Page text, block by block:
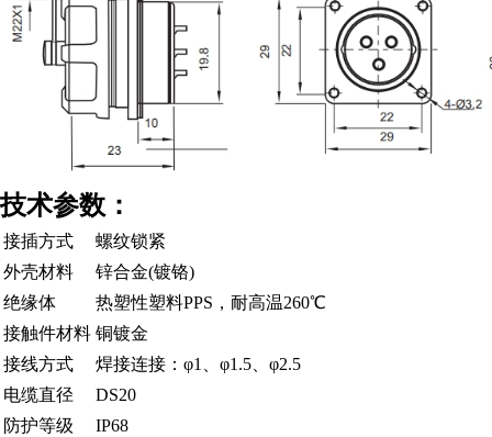
技术参数：
接插方式
螺纹锁紧
外壳材料
锌合金(镀铬)
绝缘体
热塑性塑料PPS，耐高温260℃
接触件材料 铜镀金
接线方式
焊接连接：φ1、φ1.5、φ2.5
电缆直径
DS20
防护等级
IP68